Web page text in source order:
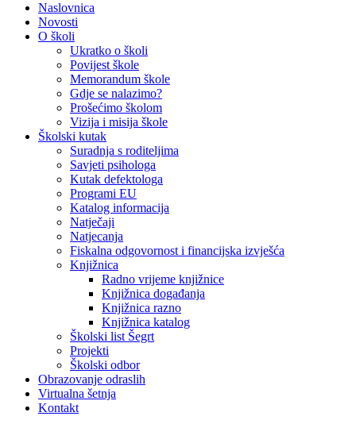
Naslovnica
Novosti
O školi
Ukratko o školi
Povijest škole
Memorandum škole
Gdje se nalazimo?
Prošećimo školom
Vizija i misija škole
Školski kutak
Suradnja s roditeljima
Savjeti psihologa
Kutak defektologa
Programi EU
Katalog informacija
Natječaji
Natjecanja
Fiskalna odgovornost i financijska izvješća
Knjižnica
Radno vrijeme knjižnice
Knjižnica događanja
Knjižnica razno
Knjižnica katalog
Školski list Šegrt
Projekti
Školski odbor
Obrazovanje odraslih
Virtualna šetnja
Kontakt